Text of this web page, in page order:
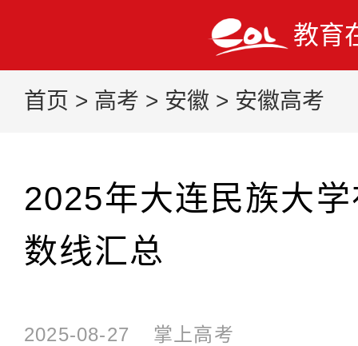
教育
首页 > 高考 > 安徽 > 安徽高考
2025年大连民族大
数线汇总
2025-08-27 掌上高考